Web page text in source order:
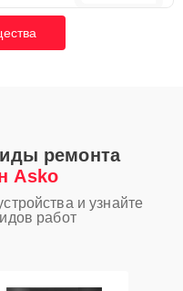
ремонта
Asko
и узнайте
работ